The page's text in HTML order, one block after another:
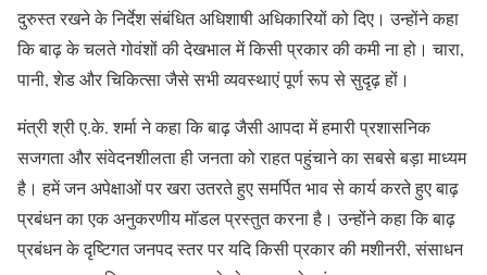
दुरुस्त रखने के निर्देश संबंधित अधिशाषी अधिकारियों को दिए। उन्होंने कहा
कि बाढ़ के चलते गोवंशों की देखभाल में किसी प्रकार की कमी ना हो। चारा,
पानी, शेड और चिकित्सा जैसे सभी व्यवस्थाएं पूर्ण रूप से सुदृढ़ हों।
मंत्री श्री ए.के. शर्मा ने कहा कि बाढ़ जैसी आपदा में हमारी प्रशासनिक
सजगता और संवेदनशीलता ही जनता को राहत पहुंचाने का सबसे बड़ा माध्यम
है। हमें जन अपेक्षाओं पर खरा उतरते हुए समर्पित भाव से कार्य करते हुए बाढ़
प्रबंधन का एक अनुकरणीय मॉडल प्रस्तुत करना है। उन्होंने कहा कि बाढ़
प्रबंधन के दृष्टिगत जनपद स्तर पर यदि किसी प्रकार की मशीनरी, संसाधन